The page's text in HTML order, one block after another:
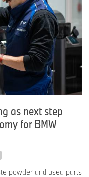
as next step
for BMW
powder and used parts